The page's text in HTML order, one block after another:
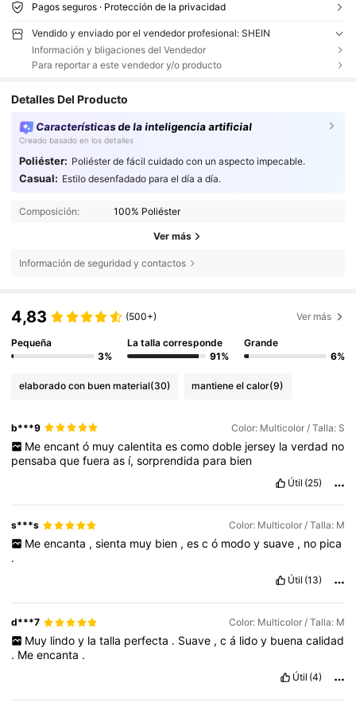
Pagos seguros · Protección de la privacidad
Vendido y enviado por el vendedor profesional: SHEIN
Información y bligaciones del Vendedor
Para reportar a este vendedor y/o producto
Detalles Del Producto
Características de la inteligencia artificial
Creado basado en los detalles
Poliéster: Poliéster de fácil cuidado con un aspecto impecable.
Casual: Estilo desenfadado para el día a día.
Composición: 100% Poliéster
Ver más
Información de seguridad y contactos
4,83 (500+) Ver más
Pequeña
3%
La talla corresponde
91%
Grande
6%
elaborado con buen material(30) mantiene el calor(9)
b***9 Color: Multicolor / Talla: S
Me encant ó muy calentita es como doble jersey la verdad no
pensabaquefueraas í,sorprendida para bien
Útil (25)
s***s Color: Multicolor / Talla: M
Me encanta , sienta muy bien , es c ó modo y suave , no pica
.
Útil (13)
d***7 Color: Multicolor / Talla: M
Muy lindo y la talla perfecta . Suave , c á lido y buena calidad
. Meencanta .
Útil (4)